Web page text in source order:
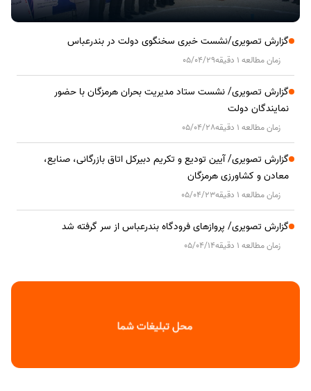
گزارش تصویری/نشست خبری سخنگوی دولت در بندرعباس
زمان مطالعه 1 دقیقه 05/04/29
گزارش تصویری/ نشست ستاد مدیریت بحران هرمزگان با حضور
نمایندگان دولت
زمان مطالعه 1 دقیقه 05/04/28
گزارش تصویری/ آیین تودیع و تکریم دبیرکل اتاق بازرگانی، صنایع،
معادن و کشاورزی هرمزگان
زمان مطالعه 1 دقیقه 05/04/23
گزارش تصویری/ پروازهای فرودگاه بندرعباس از سر گرفته شد
زمان مطالعه 1 دقیقه 05/04/14